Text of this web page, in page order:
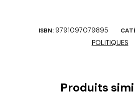
ISBN: 9791097079895
POLITIQUES
Produits